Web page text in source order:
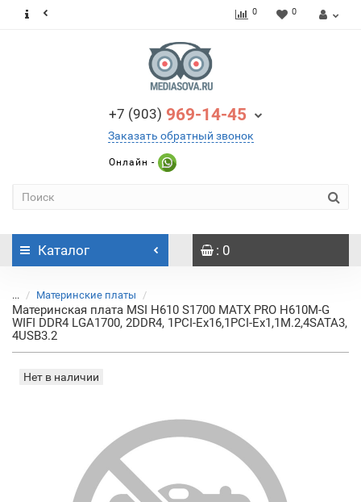
0 0
+7 (903) 969-14-45
Заказать обратный звонок
Онлайн -
Каталог : 0
... Материнские платы
Материнская плата MSI H610 S1700 MATX PRO H610M-G
WIFI DDR4 LGA1700, 2DDR4, 1PCI-Ex16,1PCI-Ex1,1M.2,4SATA3,
4USB3.2
Нет в наличии